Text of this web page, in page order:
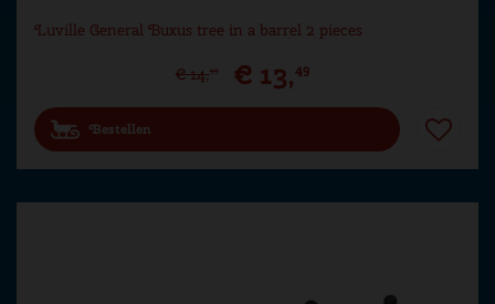
Luville General Buxus tree in a barrel 2 pieces
€ 14,99 € 13,49
Bestellen